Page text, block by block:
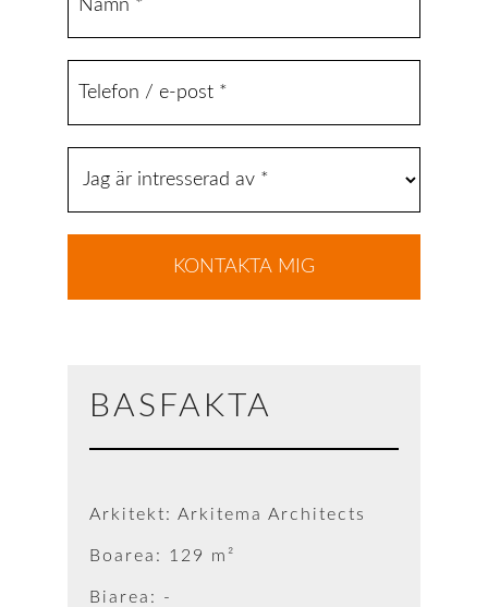
BASFAKTA
Arkitekt: Arkitema Architects
Boarea: 129 m²
Biarea: -